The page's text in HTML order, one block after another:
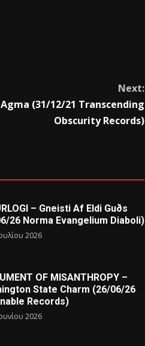
Next:
Agma (31/12/21 Transcending
Obscurity Records)
– Gneisti Af Eldi Guðs
26 Norma Evangelium Diaboli)
2026
OF MISANTHROPY –
State Charm (26/06/26
Records)
2026